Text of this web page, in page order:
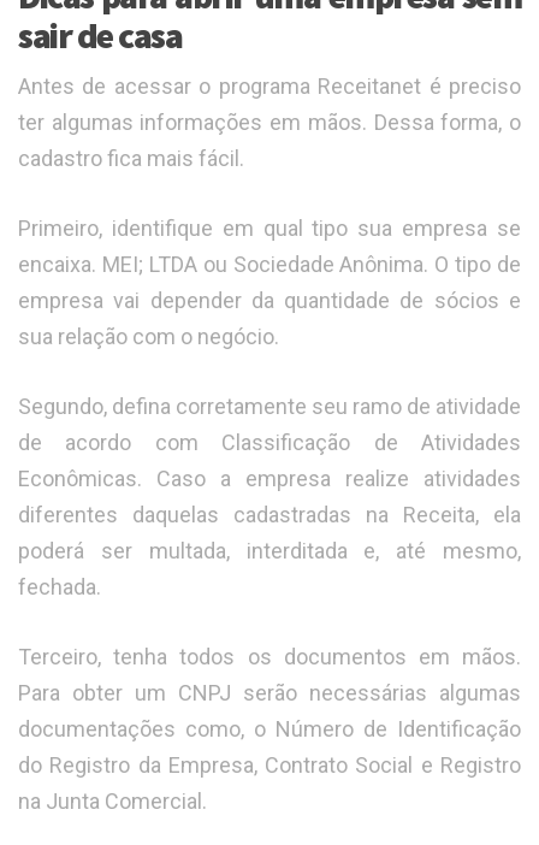
sair de casa
Antes de acessar o programa Receitanet é preciso
ter algumas informações em mãos. Dessa forma, o
cadastro fica mais fácil.
Primeiro, identifique em qual tipo sua empresa se
encaixa. MEI; LTDA ou Sociedade Anônima. O tipo de
empresa vai depender da quantidade de sócios e
sua relação com o negócio.
Segundo, defina corretamente seu ramo de atividade
de acordo com Classificação de Atividades
Econômicas. Caso a empresa realize atividades
diferentes daquelas cadastradas na Receita, ela
poderá ser multada, interditada e, até mesmo,
fechada.
Terceiro, tenha todos os documentos em mãos.
Para obter um CNPJ serão necessárias algumas
documentações como, o Número de Identificação
do Registro da Empresa, Contrato Social e Registro
na Junta Comercial.